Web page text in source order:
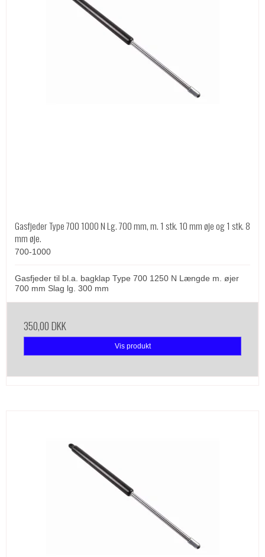
Gasfjeder Type 700 1000 N Lg. 700 mm, m. 1 stk. 10 mm øje og 1 stk. 8
mm øje.
700-1000
Gasfjeder til bl.a. bagklap Type 700 1250 N Længde m. øjer
700 mm Slag lg. 300 mm
350,00 DKK
Vis produkt